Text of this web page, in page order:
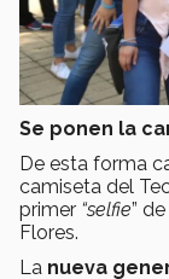
Se ponen la
De esta forma
camiseta del
primer “selfie”
Flores.
La nueva